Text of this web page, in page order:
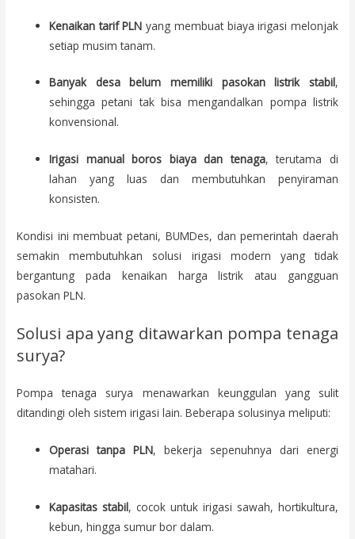
Kenaikan tarif PLN yang membuat biaya irigasi melonjak
setiap musim tanam.
Banyak desa belum memiliki pasokan listrik stabil,
sehingga petani tak bisa mengandalkan pompa listrik
konvensional.
Irigasi manual boros biaya dan tenaga, terutama di
lahan yang luas dan membutuhkan penyiraman
konsisten.
Kondisi ini membuat petani, BUMDes, dan pemerintah daerah
semakin membutuhkan solusi irigasi modern yang tidak
bergantung pada kenaikan harga listrik atau gangguan
pasokan PLN.
Solusi apa yang ditawarkan pompa tenaga
surya?
Pompa tenaga surya menawarkan keunggulan yang sulit
ditandingi oleh sistem irigasi lain. Beberapa solusinya meliputi:
Operasi tanpa PLN, bekerja sepenuhnya dari energi
matahari.
Kapasitas stabil, cocok untuk irigasi sawah, hortikultura,
kebun, hingga sumur bor dalam.